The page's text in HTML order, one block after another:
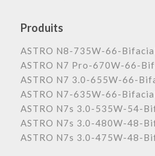
Produits
ASTRO N8-735W-66-
ASTRO N7 Pro-670W-66-
ASTRO N7 3.0-655W-66-
ASTRO N7-635W-66-
ASTRO N7s 3.0-535W-54-
ASTRO N7s 3.0-480W-48-
ASTRO N7s 3.0-475W-48-